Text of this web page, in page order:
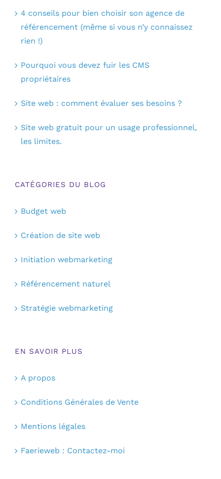
4 conseils pour bien choisir son agence de
référencement (même si vous n’y connaissez
rien !)
Pourquoi vous devez fuir les CMS
propriétaires
Site web : comment évaluer ses besoins ?
Site web gratuit pour un usage professionnel,
les limites.
CATÉGORIES DU BLOG
Budget web
Création de site web
Initiation webmarketing
Référencement naturel
Stratégie webmarketing
EN SAVOIR PLUS
A propos
Conditions Générales de Vente
Mentions légales
Faerieweb : Contactez-moi